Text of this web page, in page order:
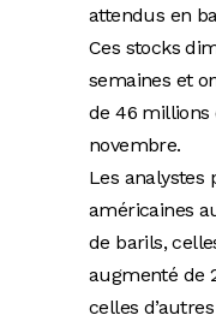
attendus en
Ces stocks
semaines et
de 46 millions
novembre.
Les analystes
américaines
de barils,
augmenté de
celles